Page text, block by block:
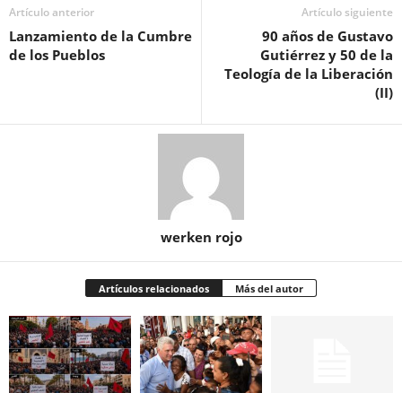
Artículo anterior
Lanzamiento de la Cumbre
de los Pueblos
Artículo siguiente
90 años de Gustavo
Gutiérrez y 50 de la
Teología de la Liberación
(II)
werken rojo
Artículos relacionados Más del autor